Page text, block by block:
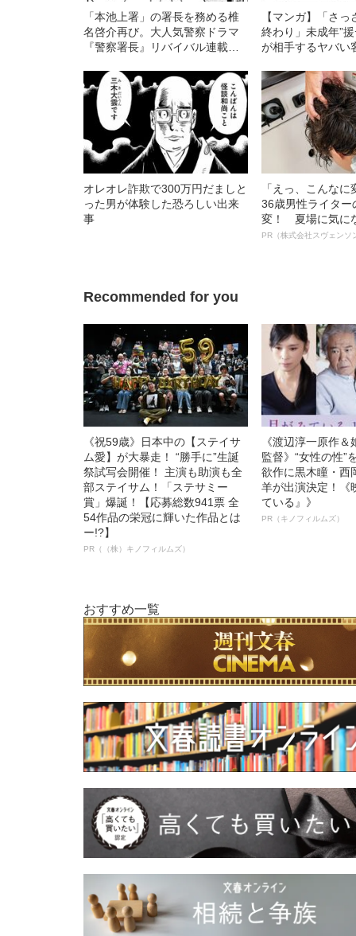
「本池上署」の署長を務める椎
名啓介再び。大人気警察ドラマ
『警察署長』リバイバル連載開
【マンガ】「さ
終わり」未成年”
が相手するヤバい
オレオレ詐欺で300万円だましと
った男が体験した恐ろしい出来
事
「えっ、こんな
36歳男性ライター
変！ 夏場に気に
オイ”や“ベタつき
PR（株式会社スヴェンソ
Recommended for you
《祝59歳》日本中の【ステイサ
ム愛】が大暴走！ “勝手に”生誕
祭試写会開催！ 主演も助演も全
部ステイサム！「ステサミー
賞」爆誕！【応募総数941票 全
54作品の栄冠に輝いた作品とは
ー!?】
PR（（株）キノフィルムズ）
《渡辺淳一原作
監督》“女性の性”
欲作に黒木瞳・西
羊が出演決定！《
ている』》
PR（キノフィルムズ）
おすすめ一覧